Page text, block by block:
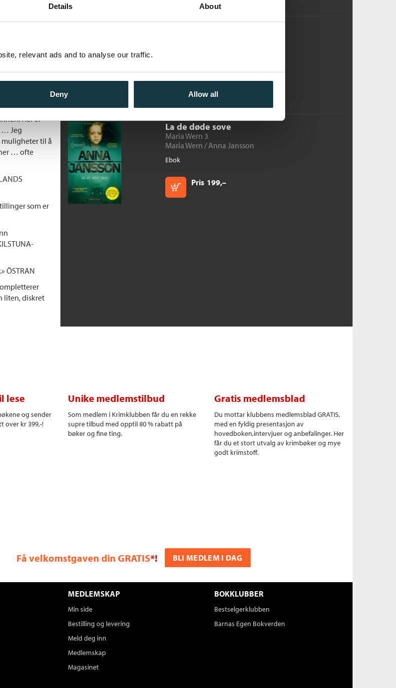
Details About
relevant ads and to analyse our traffic.
Deny Allow all
skarpt og
REVYN
Her er
… Jeg
til å
… ofte
som er
ÖSTRAN
liten, diskret
Kjøp
La de døde sove
Maria Wern 3
Maria Wern /Anna Jansson
Ebok
Pris 199,–
Kjøp
lese
og sender
kr 399,-!
Unike medlemstilbud
Som medlem i Krimklubben får du en rekke
supre tilbud med opptil 80 % rabatt på
bøker og fine ting.
Gratis medlemsblad
Du mottar klubbens medlemsblad GRATIS,
med en fyldig presentasjon av
hovedboken,intervjuer og anbefalinger. Her
får du et stort utvalg av krimbøker og mye
godt krimstoff.
Få velkomstgaven din GRATIS*! BLI MEDLEM I DAG
MEDLEMSKAP
Min side
Bestilling og levering
Meld deg inn
Medlemskap
Magasinet
BOKKLUBBER
Bestselgerklubben
Barnas Egen Bokverden